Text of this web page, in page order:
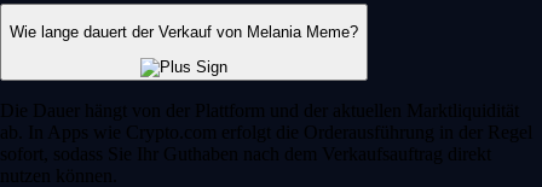
Wie lange dauert der Verkauf von Melania Meme?
Die Dauer hängt von der Plattform und der aktuellen Marktliquidität
ab. In Apps wie Crypto.com erfolgt die Orderausführung in der Regel
sofort, sodass Sie Ihr Guthaben nach dem Verkaufsauftrag direkt
nutzen können.